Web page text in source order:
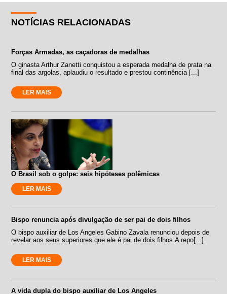
NOTÍCIAS RELACIONADAS
Forças Armadas, as caçadoras de medalhas
O ginasta Arthur Zanetti conquistou a esperada medalha de prata na
final das argolas, aplaudiu o resultado e prestou continência [...]
LER MAIS
O Brasil sob o golpe: seis hipóteses polêmicas
LER MAIS
Bispo renuncia após divulgação de ser pai de dois filhos
O bispo auxiliar de Los Angeles Gabino Zavala renunciou depois de
revelar aos seus superiores que ele é pai de dois filhos.A repo[...]
LER MAIS
A vida dupla do bispo auxiliar de Los Angeles